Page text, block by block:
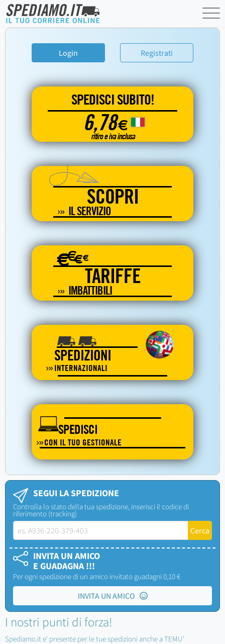
Login Registrati
SPEDISCI SUBITO!
6,78€
ritiro e iva inclusa
SCOPRI
IL SERVIZIO
€€€€
TARIFFE
IMBATTIBILI
SPEDIZIONI
INTERNAZIONALI
SPEDISCI
CON IL TUO GESTIONALE
SEGUI LA SPEDIZIONE
Controlla lo stato della tua spedizione, inserisci il codice di
riferimento (tracking)
INVITA UN AMICO
E GUADAGNA !!!
Per ogni spedizione di un amico invitato guadagni 0,10 €
INVITA UN AMICO
I nostri punti di forza!
Spediamo.it e' presente per le tue spedizioni anche a TEMU'